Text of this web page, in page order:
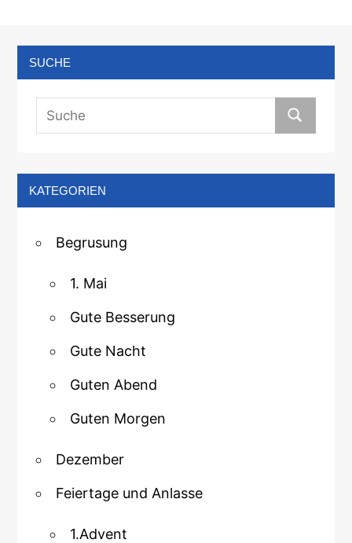
SUCHE
KATEGORIEN
Begrusung
1. Mai
Gute Besserung
Gute Nacht
Guten Abend
Guten Morgen
Dezember
Feiertage und Anlasse
1.Advent